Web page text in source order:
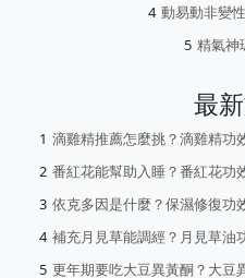
動易動非變
精氣神
最
滴雞精推薦怎麼挑？滴雞精功
番紅花能幫助入睡？番紅花功
依克多因是什麼？保濕修復功
補充月見草能調經？月見草油
更年期要吃大豆異黃酮？大豆